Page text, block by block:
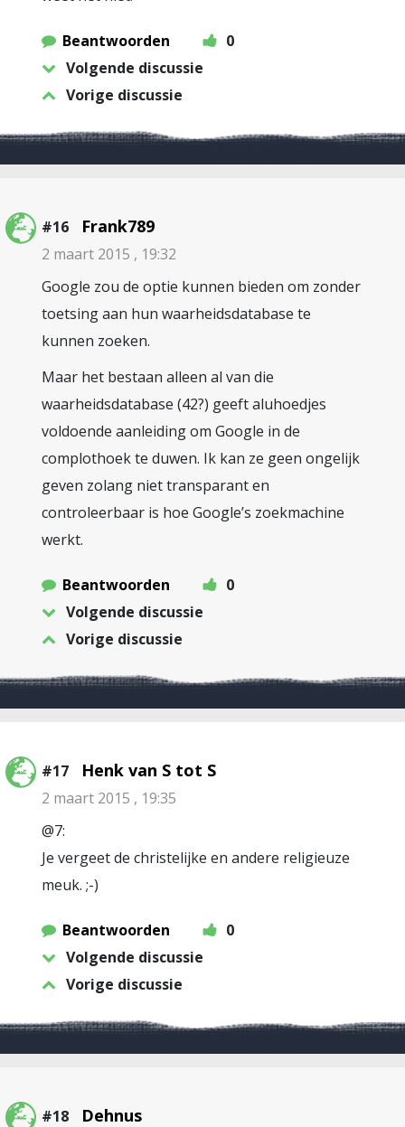
Beantwoorden
0
Volgende discussie
Vorige discussie
#16 Frank789
2 maart 2015 , 19:32
Google zou de optie kunnen bieden om zonder
toetsing aan hun waarheidsdatabase te
kunnen zoeken.
Maar het bestaan alleen al van die
waarheidsdatabase (42?) geeft aluhoedjes
voldoende aanleiding om Google in de
complothoek te duwen. Ik kan ze geen ongelijk
geven zolang niet transparant en
controleerbaar is hoe Google’s zoekmachine
werkt.
Beantwoorden
0
Volgende discussie
Vorige discussie
#17 Henk van S tot S
2 maart 2015 , 19:35
@7:
Je vergeet de christelijke en andere religieuze
meuk. ;-)
Beantwoorden
0
Volgende discussie
Vorige discussie
#18 Dehnus